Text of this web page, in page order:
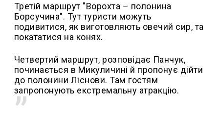
Третій маршрут "Ворохта – полонина
Борсучина". Тут туристи можуть
подивитися, як виготовляють овечий сир, та
покататися на конях.
Четвертий маршрут, розповідає Панчук,
починається в Микуличині й пропонує дійти
до полонини Ліснови. Там гостям
запропонують екстремальну атракцію.